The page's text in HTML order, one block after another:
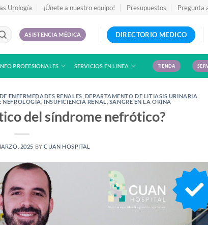
Urología ¡Únete a nuestro equipo! Presupuestos Pregunta
ASISTENCIA MÉDICA DIRECTORIO MEDICO
PROFESIONALES SERVICIOS EN LINEA TIENDA
ENFERMEDADES RENALES DEPARTAMENTO DE LITIASIS URINARIA
NEFROLOGÍA INSUFICIENCIA RENAL SANGRE EN LA ORINA
del síndrome nefrótico?
2025 BYCUAN HOSPITAL